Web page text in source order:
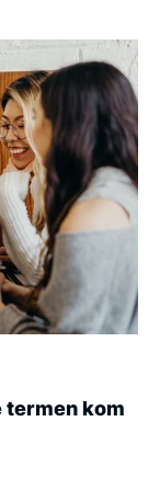
termen kom